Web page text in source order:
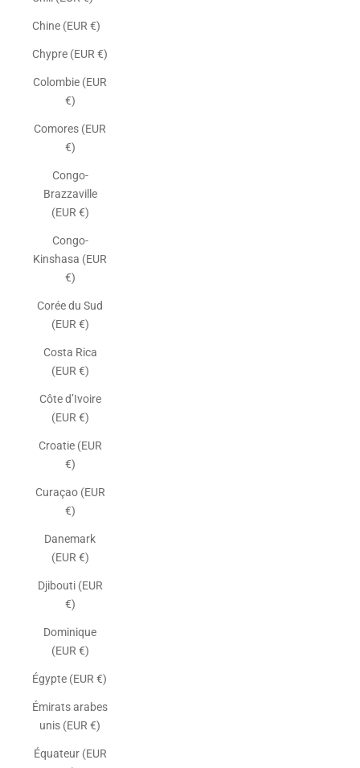
Chine (EUR €)
Chypre (EUR €)
Colombie (EUR
€)
Comores (EUR
€)
Congo-
Brazzaville
(EUR €)
Congo-
Kinshasa (EUR
€)
Corée du Sud
(EUR €)
Costa Rica
(EUR €)
Côte d’Ivoire
(EUR €)
Croatie (EUR
€)
Curaçao (EUR
€)
Danemark
(EUR €)
Djibouti (EUR
€)
Dominique
(EUR €)
Égypte (EUR €)
Émirats arabes
unis (EUR €)
Équateur (EUR